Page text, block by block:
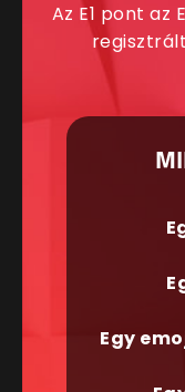
Az E1 pont az
Egy